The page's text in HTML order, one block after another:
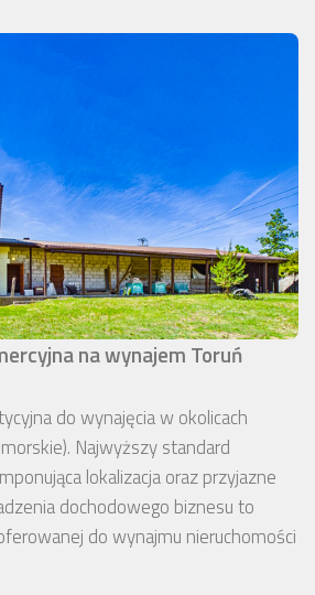
na wynajem Toruń
do wynajęcia w okolicach
Najwyższy standard
lokalizacja oraz przyjazne
dochodowego biznesu to
do wynajmu nieruchomości